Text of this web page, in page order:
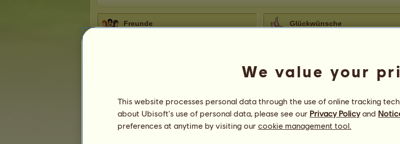
Freunde
Elea-Sophie
2 3 4 5
Glückwünsche
~ wölfchen
Belle700
Vor 62 Tagen
Bajala
Vor 83 Tagen
Lara Sophie
Vor 83 Tagen
We value your
This website processes personal data through the use of online tracking
about Ubisoft's use of personal data, please see our Privacy Policyand
preferences at anytime by visiting our cookie management tool.